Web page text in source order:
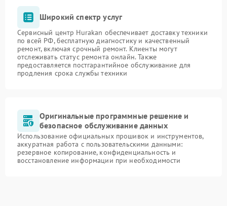
Широкий спектр услуг
Сервисный центр Hurakan обеспечивает доставку техники
по всей РФ, бесплатную диагностику и качественный
ремонт, включая срочный ремонт. Клиенты могут
отслеживать статус ремонта онлайн. Также
предоставляется постгарантийное обслуживание для
продления срока службы техники
Оригинальные программные решение и
безопасное обслуживание данных
Использование официальных прошивок и инструментов,
аккуратная работа с пользовательскими данными:
резервное копирование, конфиденциальность и
восстановление информации при необходимости